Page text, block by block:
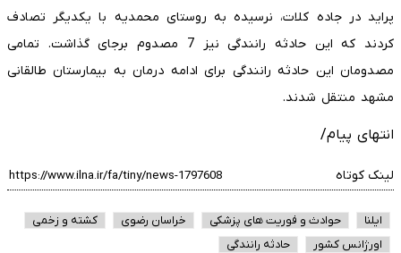
پراید در جاده کلات، نرسیده به روستای محمدیه با یکدیگر تصادف
کردند که این حادثه رانندگی نیز 7 مصدوم برجای گذاشت. تمامی
مصدومان این حادثه رانندگی برای ادامه درمان به بیمارستان طالقانی
مشهد منتقل شدند.
انتهای پیام/
لینک کوتاه
ایلنا حوادث و فوریت های پزشکی خراسان رضوی
کشته و زخمی
اورژانس کشور
حادثه رانندگی